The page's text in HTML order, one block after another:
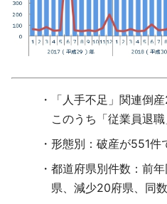
「人手不足」関連倒
このうち「従業員退
形態別：破産が551件
都道府県別件数：前
県、減少20府県、同